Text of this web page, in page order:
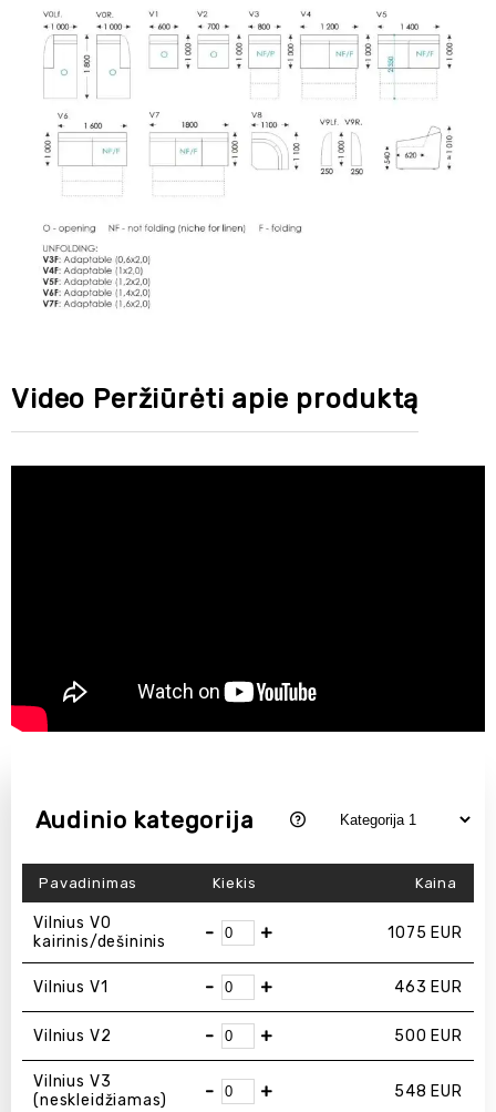
Video Peržiūrėti apie produktą
Audinio kategorija
Pavadinimas Kiekis Kaina
Vilnius V0
kairinis/dešininis
- + 1075 EUR
Vilnius V1 - + 463 EUR
Vilnius V2 - + 500 EUR
Vilnius V3
(neskleidžiamas)
- + 548 EUR